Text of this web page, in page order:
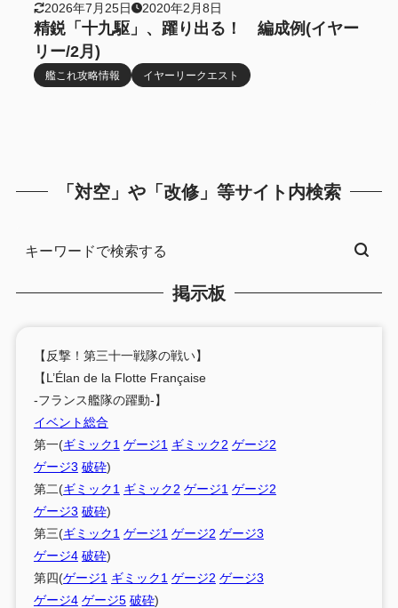
2026年7月25日 2020年2月8日
精鋭「十九駆」、躍り出る！ 編成例(イヤー
リー/2月)
艦これ攻略情報 イヤーリークエスト
「対空」や「改修」等サイト内検索
掲示板
【反撃！第三十一戦隊の戦い】
【L’Élan de la Flotte Française
-フランス艦隊の躍動-】
イベント総合
第一(ギミック1 ゲージ1 ギミック2 ゲージ2
ゲージ3 破砕)
第二(ギミック1 ギミック2 ゲージ1 ゲージ2
ゲージ3 破砕)
第三(ギミック1 ゲージ1 ゲージ2 ゲージ3
ゲージ4 破砕)
第四(ゲージ1 ギミック1 ゲージ2 ゲージ3
ゲージ4 ゲージ5 破砕)